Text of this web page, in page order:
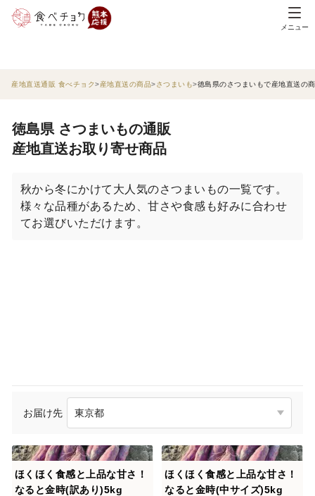
メニュー
産地直送通販 食べチョク 産地直送の商品 さつまいも 徳島県のさつまいもで産地直送の
徳島県 さつまいもの通販
産地直送お取り寄せ商品
秋から冬にかけて大人気のさつまいもの一覧です。
様々な品種があるため、甘さや食感も好みに合わせ
てお選びいただけます。
お届け先
ほくほく食感と上品な甘さ！
なると金時(訳あり)5kg
ほくほく食感と上品な甘さ！
なると金時(中サイズ)5kg